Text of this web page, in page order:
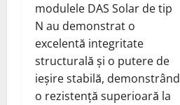
modulele DAS Solar de tip
N au demonstrat o
excelentă integritate
structurală și o putere de
ieșire stabilă, demonstrând
o rezistență superioară la